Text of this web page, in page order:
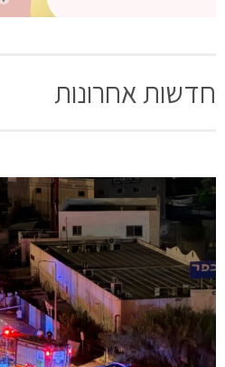
חדשות אחרונות